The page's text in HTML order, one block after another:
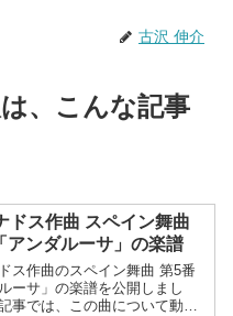
古沢 伸介
、こんな記事
ドス作曲 スペイン舞曲
アンダルーサ」の楽譜
ス作曲のスペイン舞曲 第5番
ーサ」の楽譜を公開しまし
事では、この曲について動画